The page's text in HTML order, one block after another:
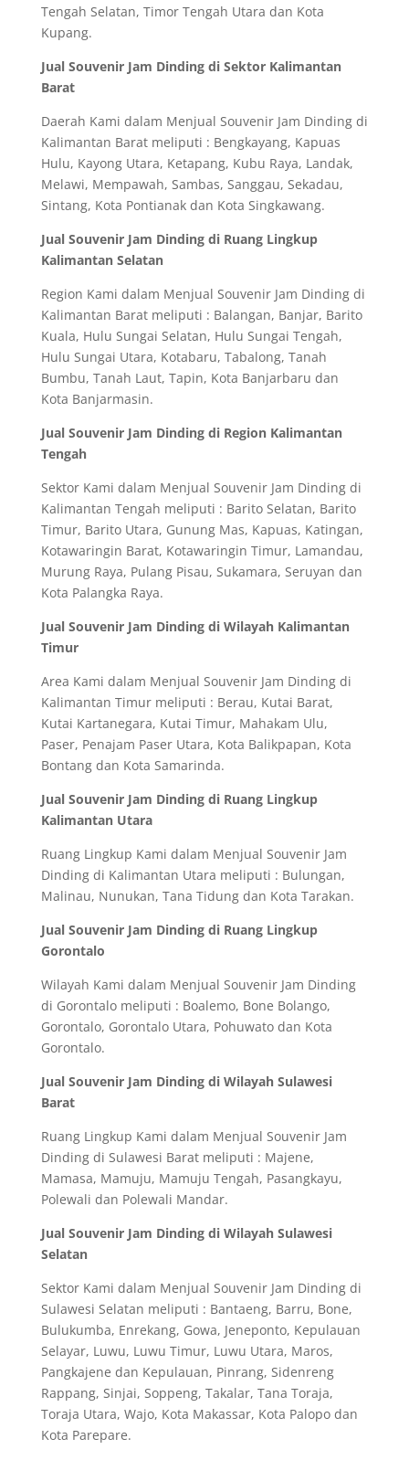
Tengah Selatan, Timor Tengah Utara dan Kota
Kupang.
Jual Souvenir Jam Dinding di Sektor Kalimantan
Barat
Daerah Kami dalam Menjual Souvenir Jam Dinding di
Kalimantan Barat meliputi : Bengkayang, Kapuas
Hulu, Kayong Utara, Ketapang, Kubu Raya, Landak,
Melawi, Mempawah, Sambas, Sanggau, Sekadau,
Sintang, Kota Pontianak dan Kota Singkawang.
Jual Souvenir Jam Dinding di Ruang Lingkup
Kalimantan Selatan
Region Kami dalam Menjual Souvenir Jam Dinding di
Kalimantan Barat meliputi : Balangan, Banjar, Barito
Kuala, Hulu Sungai Selatan, Hulu Sungai Tengah,
Hulu Sungai Utara, Kotabaru, Tabalong, Tanah
Bumbu, Tanah Laut, Tapin, Kota Banjarbaru dan
Kota Banjarmasin.
Jual Souvenir Jam Dinding di Region Kalimantan
Tengah
Sektor Kami dalam Menjual Souvenir Jam Dinding di
Kalimantan Tengah meliputi : Barito Selatan, Barito
Timur, Barito Utara, Gunung Mas, Kapuas, Katingan,
Kotawaringin Barat, Kotawaringin Timur, Lamandau,
Murung Raya, Pulang Pisau, Sukamara, Seruyan dan
Kota Palangka Raya.
Jual Souvenir Jam Dinding di Wilayah Kalimantan
Timur
Area Kami dalam Menjual Souvenir Jam Dinding di
Kalimantan Timur meliputi : Berau, Kutai Barat,
Kutai Kartanegara, Kutai Timur, Mahakam Ulu,
Paser, Penajam Paser Utara, Kota Balikpapan, Kota
Bontang dan Kota Samarinda.
Jual Souvenir Jam Dinding di Ruang Lingkup
Kalimantan Utara
Ruang Lingkup Kami dalam Menjual Souvenir Jam
Dinding di Kalimantan Utara meliputi : Bulungan,
Malinau, Nunukan, Tana Tidung dan Kota Tarakan.
Jual Souvenir Jam Dinding di Ruang Lingkup
Gorontalo
Wilayah Kami dalam Menjual Souvenir Jam Dinding
di Gorontalo meliputi : Boalemo, Bone Bolango,
Gorontalo, Gorontalo Utara, Pohuwato dan Kota
Gorontalo.
Jual Souvenir Jam Dinding di Wilayah Sulawesi
Barat
Ruang Lingkup Kami dalam Menjual Souvenir Jam
Dinding di Sulawesi Barat meliputi : Majene,
Mamasa, Mamuju, Mamuju Tengah, Pasangkayu,
Polewali dan Polewali Mandar.
Jual Souvenir Jam Dinding di Wilayah Sulawesi
Selatan
Sektor Kami dalam Menjual Souvenir Jam Dinding di
Sulawesi Selatan meliputi : Bantaeng, Barru, Bone,
Bulukumba, Enrekang, Gowa, Jeneponto, Kepulauan
Selayar, Luwu, Luwu Timur, Luwu Utara, Maros,
Pangkajene dan Kepulauan, Pinrang, Sidenreng
Rappang, Sinjai, Soppeng, Takalar, Tana Toraja,
Toraja Utara, Wajo, Kota Makassar, Kota Palopo dan
Kota Parepare.